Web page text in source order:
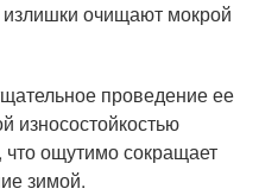
очищают мокрой
проведение ее
износостойкостью
ощутимо сокращает
зимой.